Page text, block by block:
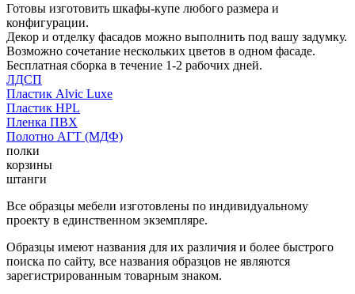
Готовы изготовить шкафы-купе любого размера и
конфигурации.
Декор и отделку фасадов можно выполнить под вашу задумку.
Возможно сочетание нескольких цветов в одном фасаде.
Бесплатная сборка в течение 1-2 рабочих дней.
ЛДСП
Пластик Alvic Luxe
Пластик HPL
Пленка ПВХ
Полотно АГТ (МДФ)
полки
корзины
штанги
Все образцы мебели изготовлены по индивидуальному
проекту в единственном экземпляре.
Образцы имеют названия для их различия и более быстрого
поиска по сайту, все названия образцов не являются
зарегистрированным товарным знаком.